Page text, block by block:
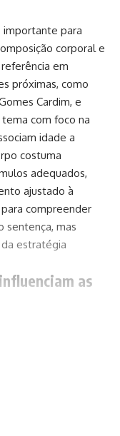
importante para
corporal e
em
próximas, como
Cardim, e
tema com foco na
idade a
costuma
adequados,
ajustado à
compreender
sentença, mas
estratégia
as